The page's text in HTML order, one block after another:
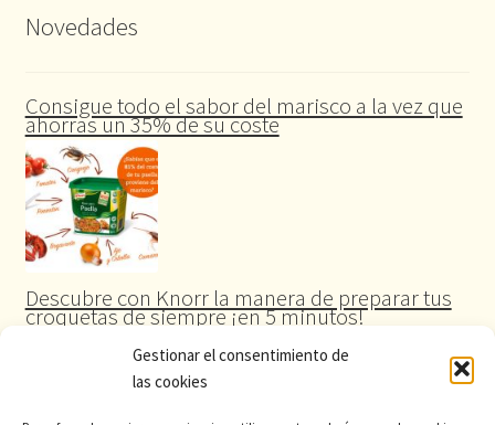
Gestionar el consentimiento de
las cookies
Novedades
Consigue todo el sabor del marisco a la vez que
ahorras un 35% de su coste
Descubre con Knorr la manera de preparar tus
croquetas de siempre ¡en 5 minutos!